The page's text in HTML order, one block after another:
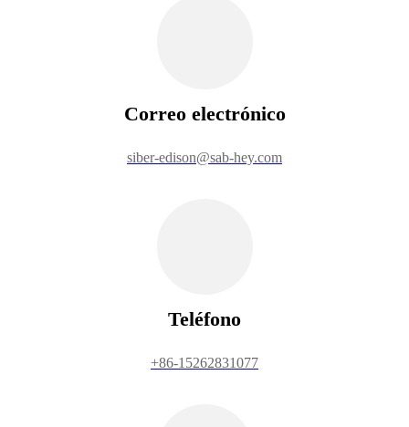
Correo electrónico
siber-edison@sab-hey.com
Teléfono
+86-15262831077